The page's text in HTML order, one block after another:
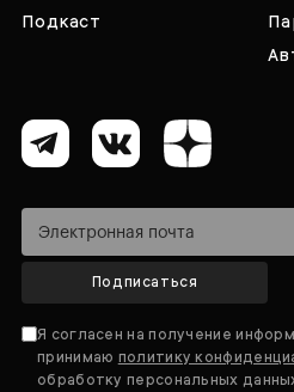
Подкаст
Подписаться
Я согласен на получение
принимаю политику
обработку персональных